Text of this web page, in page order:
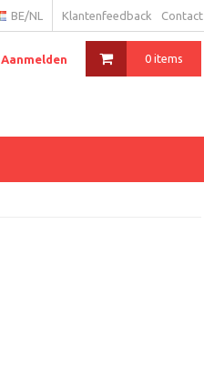
Klantenfeedback Contact
BE/NL
0 items
Aanmelden